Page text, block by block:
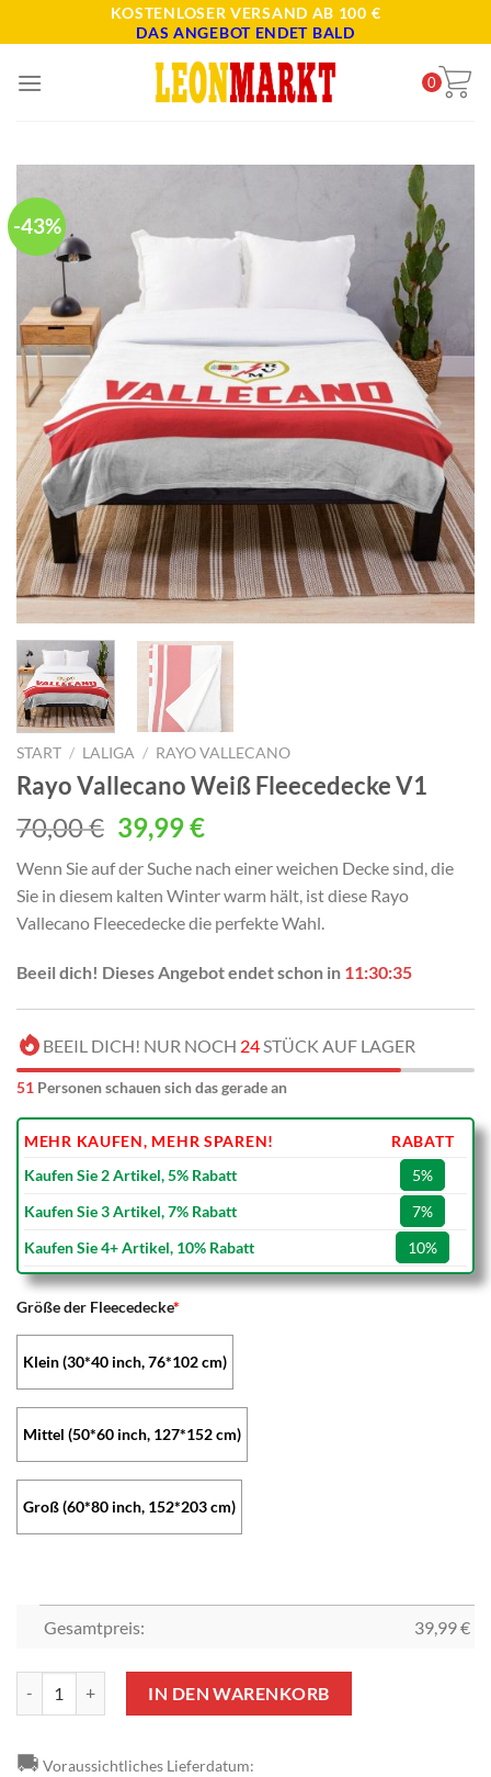
to
KOSTENLOSER VERSAND AB 100 €
DAS ANGEBOT ENDET BALD
0
-43%
START / LALIGA / RAYO VALLECANO
Rayo Vallecano Weiß Fleecedecke V1
70,00€ Ursprünglicher
Preis
war:
70,00 €
39,99€Aktueller
ist:
39,99 €.
Wenn Sie auf der Suche nach einer weichen Decke sind, die
Sie in diesem kalten Winter warm hält, ist diese Rayo
Vallecano Fleecedecke die perfekte Wahl.
Beeil dich! Dieses Angebot endet schon in 11:30:34
BEEIL DICH! NUR NOCH 24STÜCK AUF LAGER
51 Personen schauen sich das gerade an
MEHR KAUFEN, MEHR SPAREN!
RABATT
Kaufen Sie 2 Artikel, 5% Rabatt
5%
Kaufen Sie 3 Artikel, 7% Rabatt
7%
Kaufen Sie 4+ Artikel, 10% Rabatt
10%
Größe der Fleecedecke*
Klein (30*40 inch, 76*102 cm)
Mittel (50*60 inch, 127*152 cm)
Groß (60*80 inch, 152*203 cm)
Gesamtpreis: 39,99€
IN DEN WARENKORB
🚚 Voraussichtliches Lieferdatum: